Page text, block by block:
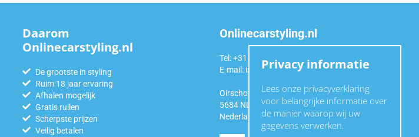
Daarom
Onlinecarstyling.nl
De grootste in styling
Ruim 18 jaar ervaring
Afhalen mogelijk
Gratis ruilen
Scherpste prijzen
Veilig betalen
Onlinecarstyling.nl
Tel: +31 (0)6 54 98 49 99
E-mail: info@onlinecarstyling.nl
Oirschotseweg 92a
5684 NL Best
Nederland
Privacy informatie
Lees onze privacyverklaring
voor belangrijke informatie over
de manier waarop wij uw
gegevens verwerken.